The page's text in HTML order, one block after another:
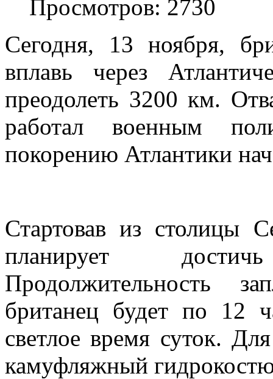
Просмотров: 2730
Сегодня, 13 ноября,
вплавь через
преодолеть 3200 км.
работал военным
покорению Атлантики
Стартовав из столицы
планирует
Продолжительность
британец будет по 12
светлое время суток.
камуфляжный